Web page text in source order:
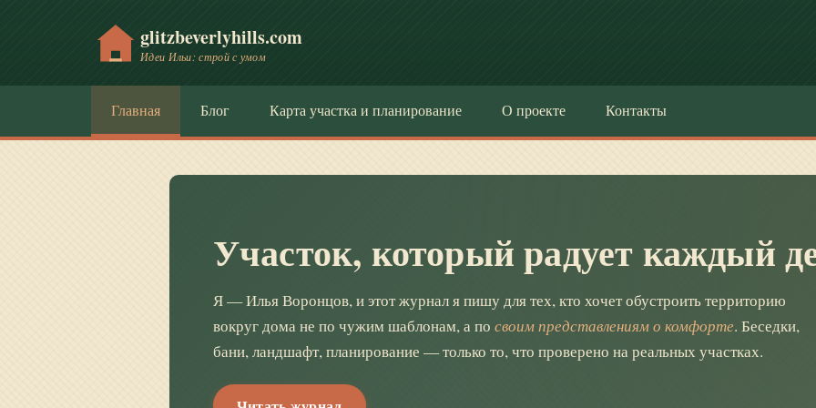
glitzbeverlyhills.com
Идеи Ильи: строй с умом
Главная Блог Карта участка и планирование О проекте Контакты
Участок, который радует каждый
Я — Илья Воронцов, и этот журнал я пишу для тех, кто хочет обустроить территорию
вокруг дома не по чужим шаблонам, а по своим представлениям о комфорте. Беседки,
бани, ландшафт, планирование — только то, что проверено на реальных участках.